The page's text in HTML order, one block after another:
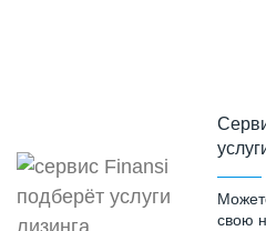
свою